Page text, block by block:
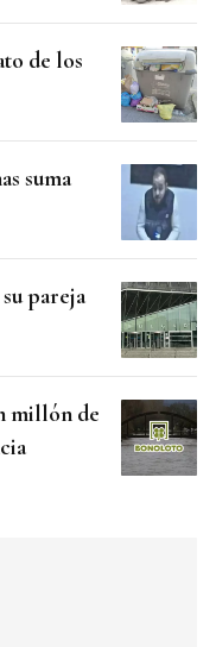
de los
suma
pareja
millón de